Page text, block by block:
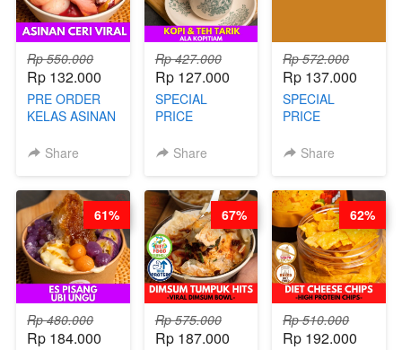
Rp 550.000
Rp 132.000
PRE ORDER
KELAS ASINAN
BY CHEF DITA
Share
Rp 427.000
Rp 127.000
SPECIAL
PRICE
KELAS KOPI &
BARISTA
ARISUDANA
(TANGGAL 04
AGS HARGA
NAIK! )
Share
Rp 572.000
Rp 137.000
SPECIAL
PRICE
KELAS CAKWE
DITA
(TANGGAL 04
AGS HARGA
NAIK! )
Share
Rp 480.000
Rp 184.000
61%
Rp 575.000
Rp 187.000
67%
Rp 510.000
Rp 192.000
62%